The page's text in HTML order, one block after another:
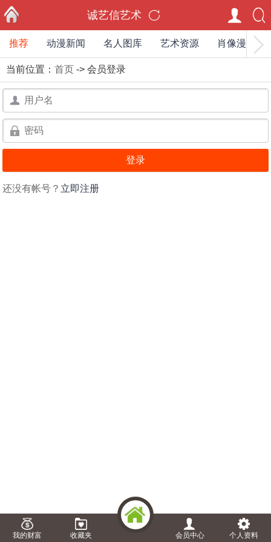
首页
诚艺信艺术
推荐 动漫新闻 名人图库 艺术资源 肖像漫画家
当前位置： 首页 -> 会员登录
用
户
名：
用
户
还没有帐号？ 立即注册
我的财富 收藏夹 会员中心 个人资料